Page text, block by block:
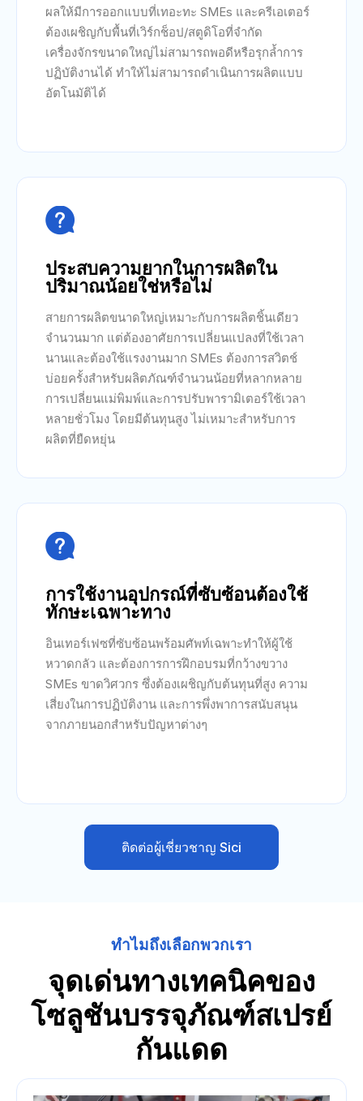
ผลให้มีการออกแบบที่เทอะทะ SMEs และครีเอเตอร์
ต้องเผชิญกับพื้นที่เวิร์กช็อป/สตูดิโอที่จำกัด
เครื่องจักรขนาดใหญ่ไม่สามารถพอดีหรือรุกล้ำการ
ปฏิบัติงานได้ ทำให้ไม่สามารถดำเนินการผลิตแบบ
อัตโนมัติได้

ประสบความยากในการผลิตใน
ปริมาณน้อยใช่หรือไม่
สายการผลิตขนาดใหญ่เหมาะกับการผลิตชิ้นเดียว
จำนวนมาก แต่ต้องอาศัยการเปลี่ยนแปลงที่ใช้เวลา
นานและต้องใช้แรงงานมาก SMEs ต้องการสวิตช์
บ่อยครั้งสำหรับผลิตภัณฑ์จำนวนน้อยที่หลากหลาย
การเปลี่ยนแม่พิมพ์และการปรับพารามิเตอร์ใช้เวลา
หลายชั่วโมง โดยมีต้นทุนสูง ไม่เหมาะสำหรับการ
ผลิตที่ยืดหยุ่น

การใช้งานอุปกรณ์ที่ซับซ้อนต้องใช้
ทักษะเฉพาะทาง
อินเทอร์เฟซที่ซับซ้อนพร้อมศัพท์เฉพาะทำให้ผู้ใช้
หวาดกลัว และต้องการการฝึกอบรมที่กว้างขวาง
SMEs ขาดวิศวกร ซึ่งต้องเผชิญกับต้นทุนที่สูง ความ
เสี่ยงในการปฏิบัติงาน และการพึ่งพาการสนับสนุน
จากภายนอกสำหรับปัญหาต่างๆ
ติดต่อผู้เชี่ยวชาญ Sici
ทำไมถึงเลือกพวกเรา
จุดเด่นทางเทคนิคของ
โซลูชันบรรจุภัณฑ์สเปรย์
กันแดด